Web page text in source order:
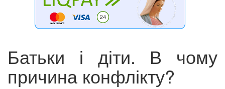
Батьки і діти. В чому
причина конфлікту?